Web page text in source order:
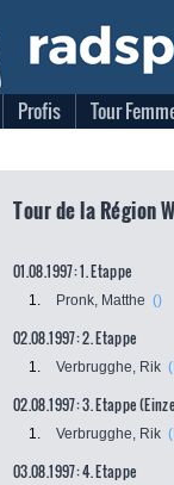
Profis Tour
Tour de la Région
01.08.1997: 1. Etappe
1. Pronk, Matthe ()
02.08.1997: 2. Etappe
1. Verbrugghe, Rik
02.08.1997: 3. Etappe
1. Verbrugghe, Rik
03.08.1997: 4. Etappe